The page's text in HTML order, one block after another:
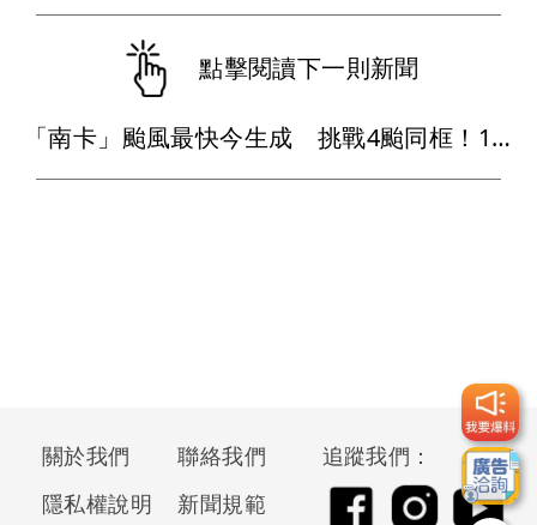
點擊閱讀下一則新聞
「南卡」颱風最快今生成 挑戰4颱同框！1週雨越下越大
關於我們
聯絡我們
隱私權說明
新聞規範
追蹤我們：